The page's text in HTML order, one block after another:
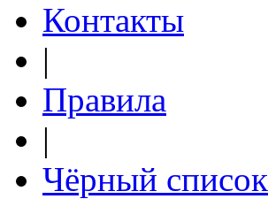
Контакты
|
Правила
|
Чёрный список